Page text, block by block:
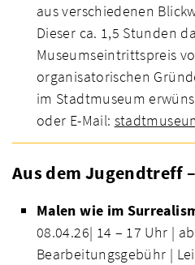
aus verschiedenen
Dieser ca. 1,5 Stunden
Museumseintrittspreis
organisatorischen
im Stadtmuseum
oder E-Mail:
Aus dem Jugendtreff
Malen wie im
08.04.26| 14 – 17 Uhr |
Bearbeitungsgebühr |